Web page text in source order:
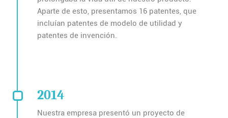
Aparte de esto, presentamos 16 patentes, que
incluían patentes de modelo de utilidad y
patentes de invención.
2014
Nuestra empresa presentó un proyecto de